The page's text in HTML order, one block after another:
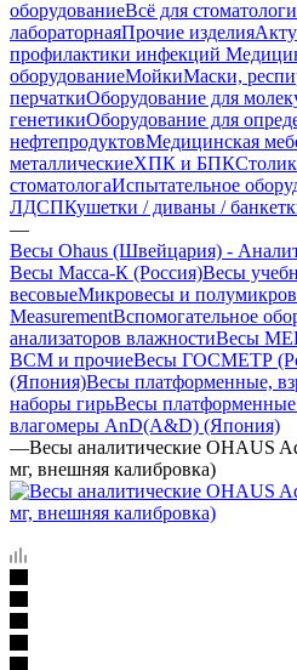
оборудованиеВсё для
лабораторнаяПрочие изделия
профилактики инфекций
оборудованиеМойкиМаски,
перчаткиОборудование для
генетикиОборудование для
нефтепродуктовМедицинская
металлическиеХПК и БПК
стоматологаИспытательное
ЛДСПКушетки / диваны /
—
Весы Ohaus (Швейцария) -
Весы Масса-К (Россия)Весы
весовыеМикровесы и
MeasurementВспомогательное
анализаторов влажностиВесы
BCM и прочиеВесы ГОСМЕТР
(Япония)Весы платформенные,
наборы гирьВесы
влагомеры AnD(A&D) (Япония)
—Весы аналитические OHAUS
мг, внешняя калибровка)